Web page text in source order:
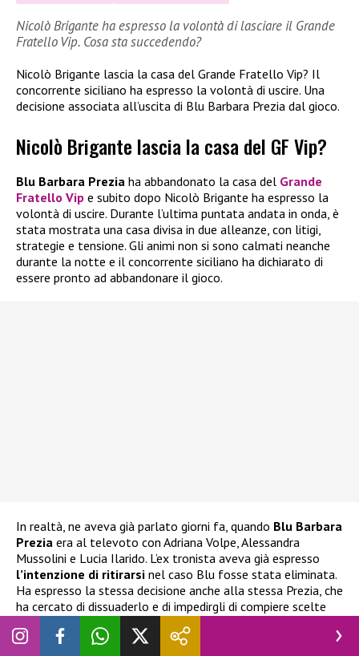
Nicolò Brigante ha espresso la volontà di lasciare il Grande
Fratello Vip. Cosa sta succedendo?
Nicolò Brigante lascia la casa del Grande Fratello Vip? Il
concorrente siciliano ha espresso la volontà di uscire. Una
decisione associata all’uscita di Blu Barbara Prezia dal gioco.
Nicolò Brigante lascia la casa del GF Vip?
Blu Barbara Prezia ha abbandonato la casa del Grande
Fratello Vip e subito dopo Nicolò Brigante ha espresso la
volontà di uscire. Durante l’ultima puntata andata in onda, è
stata mostrata una casa divisa in due alleanze, con litigi,
strategie e tensione. Gli animi non si sono calmati neanche
durante la notte e il concorrente siciliano ha dichiarato di
essere pronto ad abbandonare il gioco.
In realtà, ne aveva già parlato giorni fa, quando Blu Barbara
Prezia era al televoto con Adriana Volpe, Alessandra
Mussolini e Lucia Ilarido. L’ex tronista aveva già espresso
l’intenzione di ritirarsi nel caso Blu fosse stata eliminata.
Ha espresso la stessa decisione anche alla stessa Prezia, che
ha cercato di dissuaderlo e di impedirgli di compiere scelte